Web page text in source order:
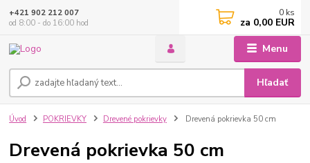
Menu
Hľadať
+421 902 212 007
od 8:00 - do 16:00 hod
0 ks
za 0,00 EUR
Úvod POKRIEVKY Drevené pokrievky Drevená pokrievka 50 cm
Drevená pokrievka 50 cm